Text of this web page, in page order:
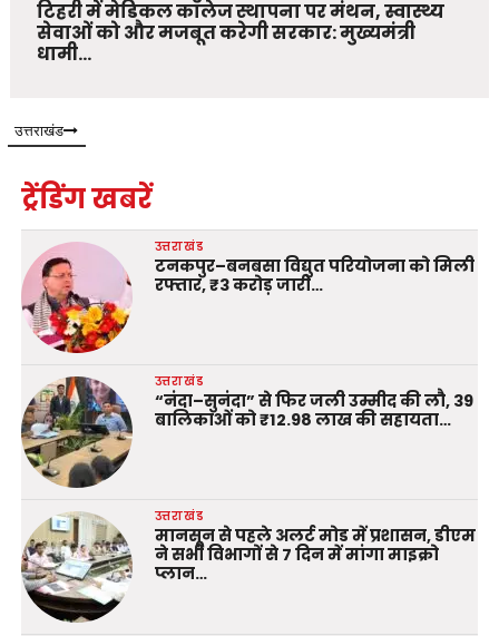
टिहरी में मेडिकल कॉलेज स्थापना पर मंथन, स्वास्थ्य
सेवाओं को और मजबूत करेगी सरकार: मुख्यमंत्री
धामी…
उत्तराखंड
ट्रेंडिंग खबरें
उत्तराखंड
टनकपुर–बनबसा विद्युत परियोजना को मिली
रफ्तार, ₹3 करोड़ जारी…
उत्तराखंड
“नंदा–सुनंदा” से फिर जली उम्मीद की लौ, 39
बालिकाओं को ₹12.98 लाख की सहायता…
उत्तराखंड
मानसून से पहले अलर्ट मोड में प्रशासन, डीएम
ने सभी विभागों से 7 दिन में मांगा माइक्रो
प्लान…